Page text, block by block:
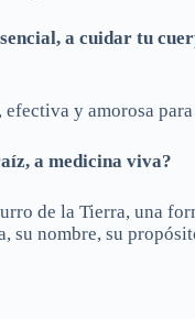
a cuidar tu
y amorosa
a medicina viva?
de la Tierra, una
su nombre, su